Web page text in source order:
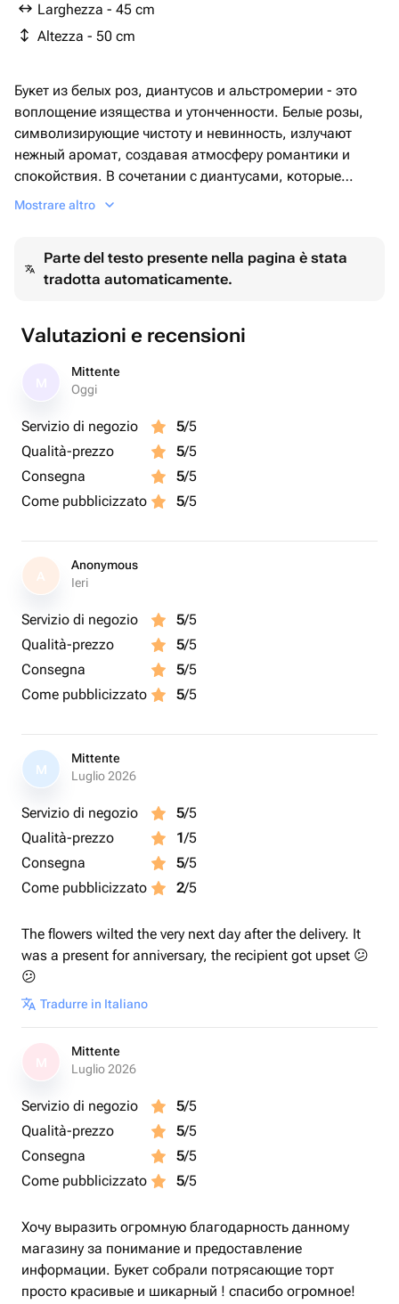
Larghezza - 45 cm
Altezza - 50 cm
Букет из белых роз, диантусов и альстромерии - это
воплощение изящества и утонченности. Белые розы,
символизирующие чистоту и невинность, излучают
нежный аромат, создавая атмосферу романтики и
спокойствия. В сочетании с диантусами, которые
добавляют яркость и текстурность, букет наполняется
Альстромерия, с её нежными , многоцветными
символизирует дружбу и привязанность. Вместе эти
цветы создают гармоничное единство, где каждый
элемент играет свою уникальную роль, дополняя и
подчеркивая красоту другого.
Mostrare altro
Parte del testo presente nella pagina è stata
tradotta automaticamente.
Valutazioni e recensioni
Mittente
Oggi
Servizio di negozio 5/5
Qualità-prezzo
5/5
Consegna
5/5
Come pubblicizzato
5/5
A
Anonymous
Ieri
Servizio di negozio 5/5
Qualità-prezzo
5/5
Consegna
5/5
Come pubblicizzato
5/5
M
Mittente
Luglio 2026
Servizio di negozio 5/5
Qualità-prezzo
1/5
Consegna
5/5
Come pubblicizzato
2/5
The flowers wilted the very next day after the delivery. It
was a present for anniversary, the recipient got upset 😕
😕
Tradurre in Italiano
Mittente
Luglio 2026
Servizio di negozio 5/5
Qualità-prezzo
5/5
Consegna
5/5
Come pubblicizzato
5/5
Хочу выразить огромную благодарность данному
магазину за понимание и предоставление
информации. Букет собрали потрясающие торт
просто красивые и шикарный ! спасибо огромное!